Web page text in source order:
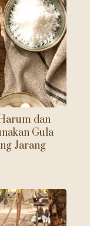
dan
Gula
Jarang